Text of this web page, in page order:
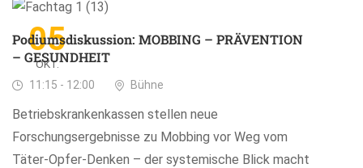
05
OKT.
Podiumsdiskussion: MOBBING – PRÄVENTION
– GESUNDHEIT
11:15 - 12:00 Bühne
Betriebskrankenkassen stellen neue
Forschungsergebnisse zu Mobbing vor Weg vom
Täter-Opfer-Denken – der systemische Blick macht